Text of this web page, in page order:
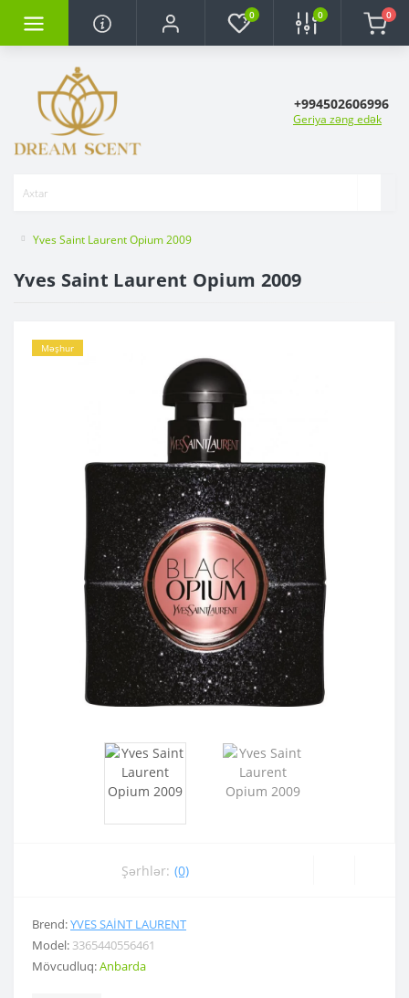
0 0 0
+994502606996
Geriya zəng edək
Yves Saint Laurent Opium 2009
Yves Saint Laurent Opium 2009
Məşhur
Şərhlər: (0)
Brend:YVES SAINT LAURENT
Model: 3365440556461
Mövcudluq:Anbarda